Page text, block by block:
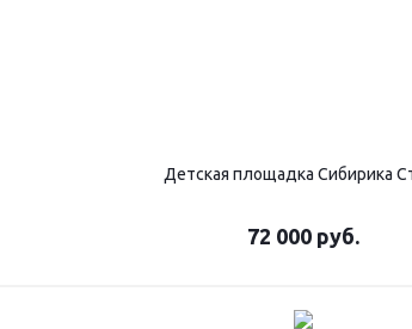
Детская площадка Сибирика
72 000 руб.